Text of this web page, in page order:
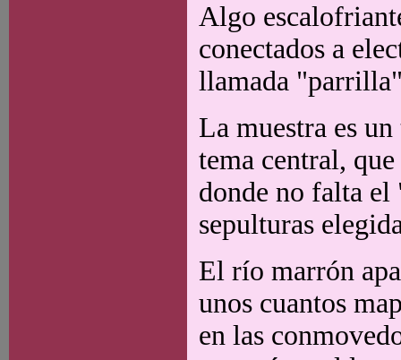
Algo
conectados a
llamada
La muestra es
tema central,
donde no falta
sepulturas
El río marrón
unos cuantos
en las